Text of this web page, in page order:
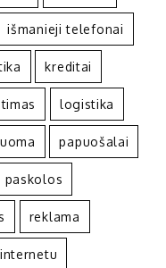
išmanieji telefonai
kreditai
logistika
papuošalai
paskolos
reklama